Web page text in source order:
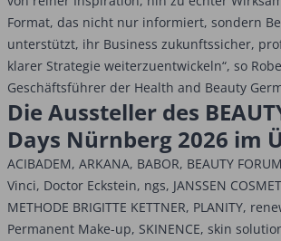
Format, das nicht nur informiert, sondern
unterstützt, ihr Business zukunftssicher,
klarer Strategie weiterzuentwickeln“, so
Geschäftsführer der Health and Beauty
Die Aussteller des
Days Nürnberg 2026 im
ACIBADEM, ARKANA, BABOR, BEAUTY
Vinci, Doctor Eckstein, ngs, JANSSEN
METHODE BRIGITTE KETTNER, PLANITY,
Permanent Make-up, SKINENCE, skin